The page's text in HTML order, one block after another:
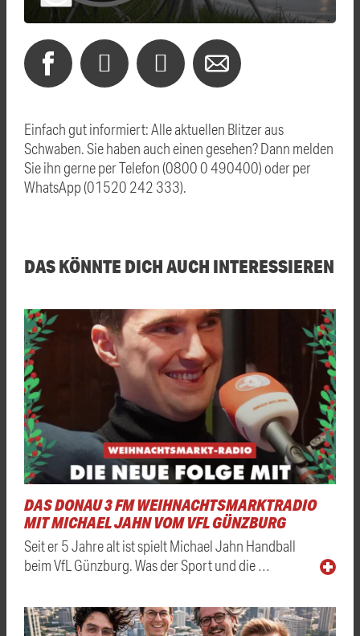
Einfach gut informiert: Alle aktuellen Blitzer aus
Schwaben. Sie haben auch einen gesehen? Dann melden
Sie ihn gerne per Telefon (0800 0 490400) oder per
WhatsApp (01520 242 333).
DAS KÖNNTE DICH AUCH INTERESSIEREN
DAS DONAU 3 FM WEIHNACHTSMARKTRADIO
MIT MICHAEL JAHN VOM VFL GÜNZBURG
Seit er 5 Jahre alt ist spielt Michael Jahn Handball
beim VfL Günzburg. Was der Sport und die …